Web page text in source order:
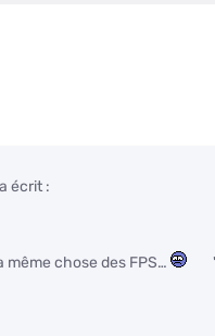
écrit :
même chose des FPS…